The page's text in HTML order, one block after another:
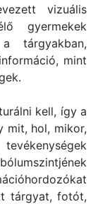
vizuális
gyermekek
tárgyakban,
mint
kell, így a
mit, hol, mikor,
tárgyat, fotót,